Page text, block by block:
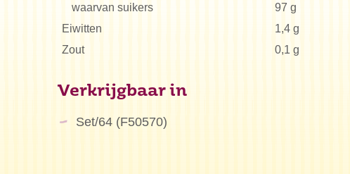
waarvan suikers
97 g
Eiwitten
1,4 g
Zout
0,1 g
Verkrijgbaar in
Set/64 (F50570)